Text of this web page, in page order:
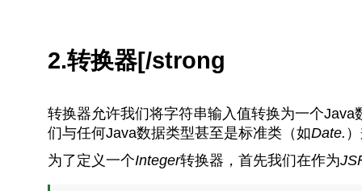
2.转换器[/strong
转换器允许我们将字符串输入值转换为一个
们与任何Java数据类型甚至是标准类（如Date.
为了定义一个Integer转换器，首先我们在作为